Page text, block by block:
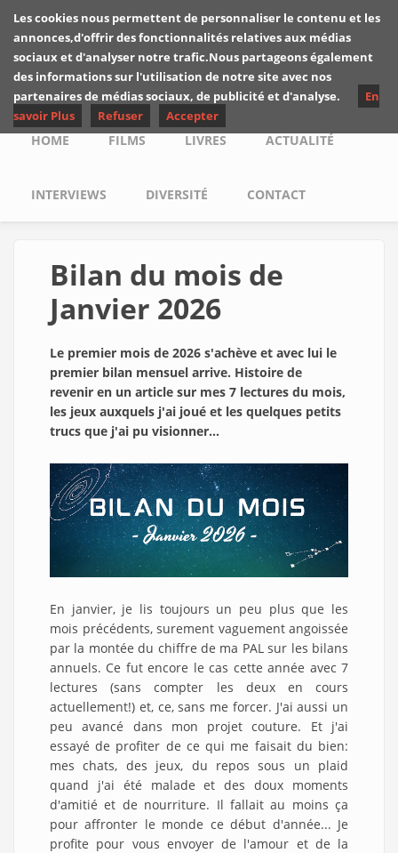
Skip to main content
Les critiques de
Yuyine
Main menu
HOME FILMS LIVRES ACTUALITÉ
INTERVIEWS DIVERSITÉ CONTACT
Bilan du mois de
Janvier 2026
Le premier mois de 2026 s'achève et avec lui le
premier bilan mensuel arrive. Histoire de
revenir en un article sur mes 7 lectures du mois,
les jeux auxquels j'ai joué et les quelques petits
trucs que j'ai pu visionner...
En janvier, je lis toujours un peu plus que les
mois précédents, surement vaguement angoissée
par la montée du chiffre de ma PAL sur les bilans
annuels. Ce fut encore le cas cette année avec 7
lectures (sans compter les deux en cours
actuellement!) et, ce, sans me forcer. J'ai aussi un
peu avancé dans mon projet couture. Et j'ai
essayé de profiter de ce qui me faisait du bien:
mes chats, des jeux, du repos sous un plaid
quand j'ai été malade et des doux moments
d'amitié et de nourriture. Il fallait au moins ça
pour affronter le monde ce début d'année... Je
profite pour vous envoyer de l'amour et de la
Les cookies nous permettent de personnaliser le contenu et les
annonces,d'offrir des fonctionnalités relatives aux médias
sociaux et d'analyser notre trafic.Nous partageons également
des informations sur l'utilisation de notre site avec nos
partenaires de médias sociaux, de publicité et d'analyse.
En
savoir Plus
Refuser Accepter